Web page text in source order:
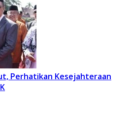
Perhatikan Kesejahteraan